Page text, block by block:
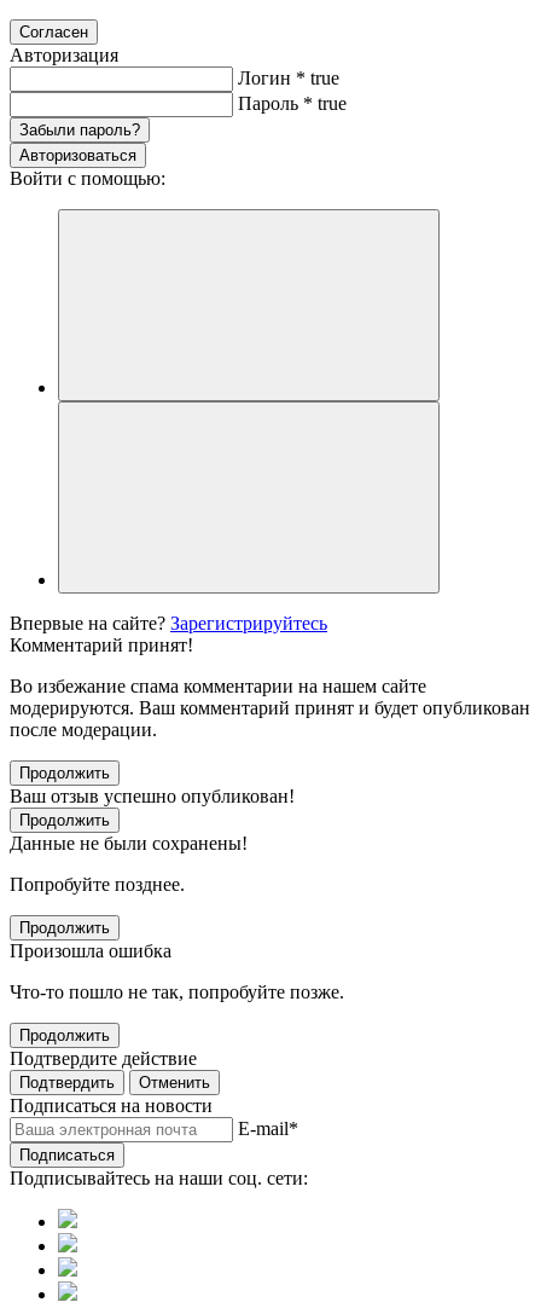
Согласен
Авторизация
Логин * true
Пароль * true
Забыли пароль?
Авторизоваться
Войти с помощью:
Впервые на сайте? Зарегистрируйтесь
Комментарий принят!
Во избежание спама комментарии на нашем сайте
модерируются. Ваш комментарий принят и будет опубликован
после модерации.
Продолжить
Ваш отзыв успешно опубликован!
Продолжить
Данные не были сохранены!
Попробуйте позднее.
Продолжить
Произошла ошибка
Что-то пошло не так, попробуйте позже.
Продолжить
Подтвердите действие
Подтвердить Отменить
Подписаться на новости
E-mail*
Подписаться
Подписывайтесь на наши соц. сети: